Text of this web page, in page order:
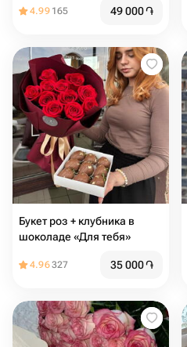
4.99 165 49 000֏
Букет роз + клубника в
шоколаде «Для тебя»
4.96327 35 000֏